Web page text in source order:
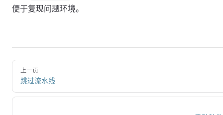
便于复现问题环境。
上一页
跳过流水线